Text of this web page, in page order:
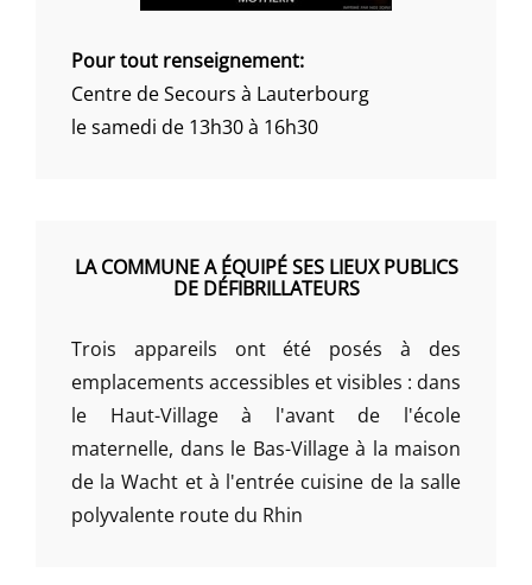
Pour tout renseignement:
Centre de Secours à Lauterbourg
le samedi de 13h30 à 16h30
LA COMMUNE A ÉQUIPÉ SES LIEUX PUBLICS
DE DÉFIBRILLATEURS
Trois appareils ont été posés à des
emplacements accessibles et visibles : dans
le Haut-Village à l'avant de l'école
maternelle, dans le Bas-Village à la maison
de la Wacht et à l'entrée cuisine de la salle
polyvalente route du Rhin